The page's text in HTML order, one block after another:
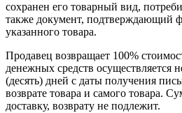
сохранен его товарный вид,
также документ, подтверждающий
указанного товара.
Продавец возвращает 100%
денежных средств осуществляется
(десять) дней с даты получения
возврате товара и самого товара.
доставку, возврату не подлежит.